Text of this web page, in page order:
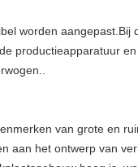
worden aangepast.Bij
productieapparatuur
van grote en
aan het ontwerp van